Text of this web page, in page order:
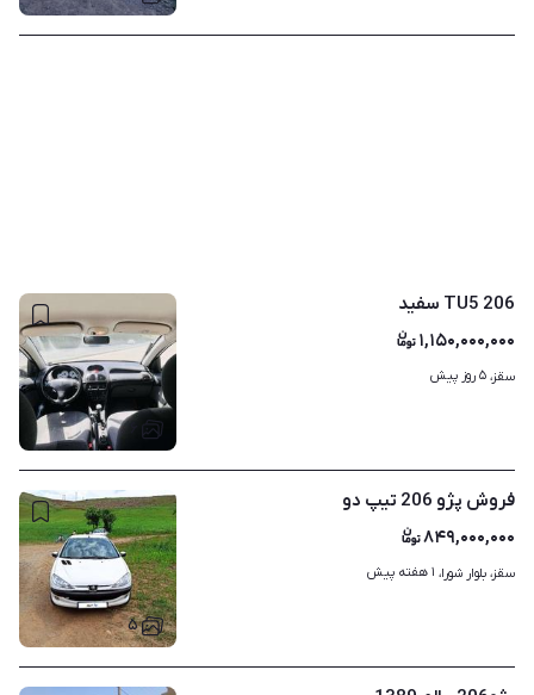
206 TU5 سفید
۱,۱۵۰,۰۰۰,۰۰۰
سقز، ۵ روز پیش
۵
فروش پژو 206 تیپ دو
۸۴۹,۰۰۰,۰۰۰
سقز، بلوار شورا، ۱ هفته پیش